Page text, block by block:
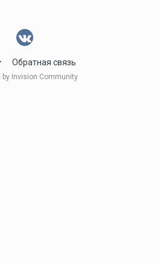
Обратная связь
by Invision Community